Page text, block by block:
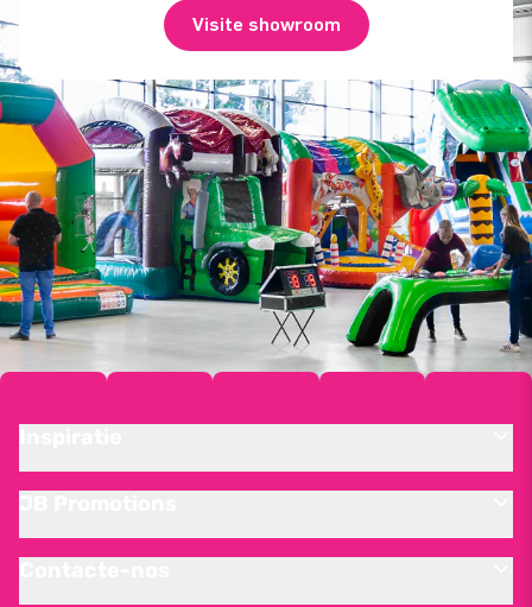
Visite showroom